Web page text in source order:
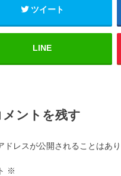
ツイート
LINE
メントを残す
ドレスが公開されることはあり
※